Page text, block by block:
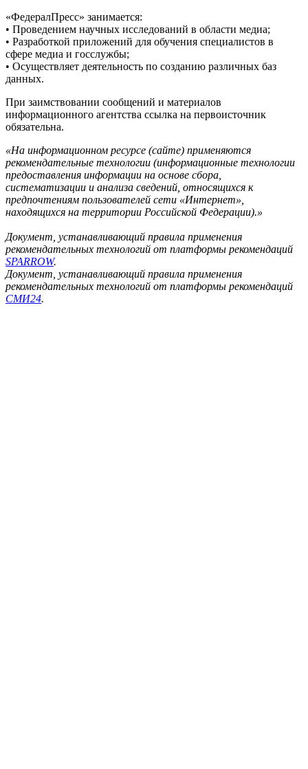
«ФедералПресс» занимается:
• Проведением научных исследований в области медиа;
• Разработкой приложений для обучения специалистов в
сфере медиа и госслужбы;
• Осуществляет деятельность по созданию различных баз
данных.
При заимствовании сообщений и материалов
информационного агентства ссылка на первоисточник
обязательна.
«На информационном ресурсе (сайте) применяются
рекомендательные технологии (информационные технологии
предоставления информации на основе сбора,
систематизации и анализа сведений, относящихся к
предпочтениям пользователей сети «Интернет»,
находящихся на территории Российской Федерации).»
Документ, устанавливающий правила применения
рекомендательных технологий от платформы рекомендаций
SPARROW.
Документ, устанавливающий правила применения
рекомендательных технологий от платформы рекомендаций
СМИ24.